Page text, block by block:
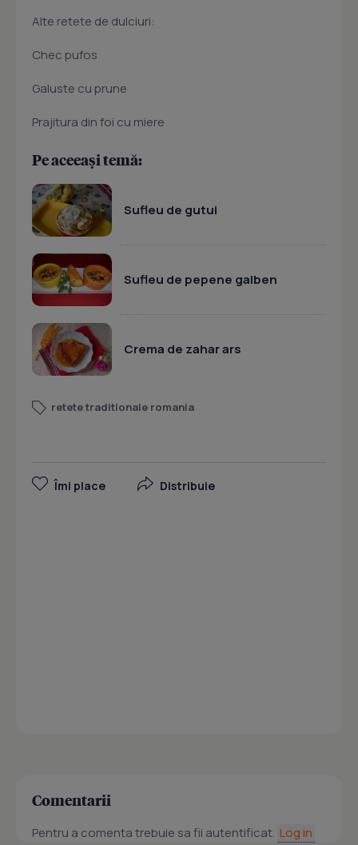
Alte retete de dulciuri:
Chec pufos
Galuste cu prune
Prajitura din foi cu miere
Pe aceeași temă:
Sufleu de gutui
Sufleu de pepene galben
Crema de zahar ars
retete traditionale romania
Îmi place Distribuie
Comentarii
Pentru a comenta trebuie sa fii autentificat. Log in